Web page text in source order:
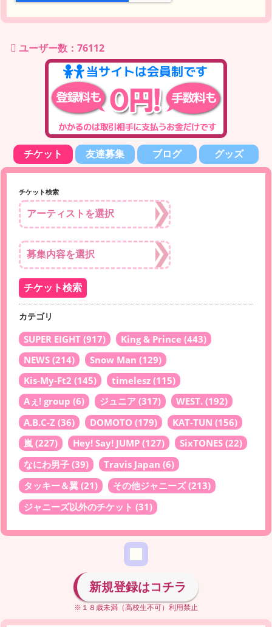
ユーザー数：76112
チケット 友達募集 ブログ グッズ
チケット検索
カテゴリ
SUPER EIGHT (917) King & Prince (443)
NEWS (214) Snow Man (129)
Kis-My-Ft2 (145) timelesz (115)
Aぇ! group (6) ジュニア (317) WEST. (192)
A.B.C-Z (36) DOMOTO (179) KAT-TUN (156)
嵐 (227) Hey! Say! JUMP (127) SixTONES (22)
なにわ男子 (39) Travis Japan (6)
タッキー＆翼 (21) その他ジャニーズ(213)
ジャニーズ以外のチケット (31)
新規登録はコチラ
※１８歳未満（高校生不可）利用禁止